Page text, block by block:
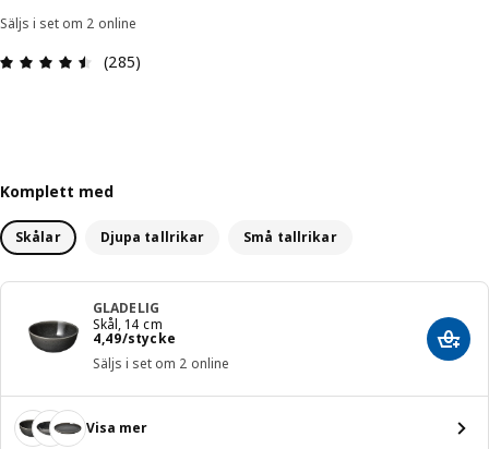
Säljs i set om 2 online
Recension: 4.5 / 5 stjärnor. Totalt antal
(285)
Komplett med
Skålar Djupa tallrikar Små tallrikar
GLADELIG
Skål, 14 cm
4,49/stycke
Pris 4,49/stycke
Säljs i set om 2 online
Lägg
Visa mer